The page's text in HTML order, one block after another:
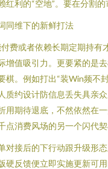
红利的“空地”。要在分割
同维下的新鲜打法
费或者依赖长期定期持
增值吸引力。更要紧的是
棋。例如打出“装Win频
质约设计防信息丢失具亲
用期待退底，不然依然在
点消费风场的另一个闪代
对接后的下行动跟升级形
硬反馈便立即实施更新可